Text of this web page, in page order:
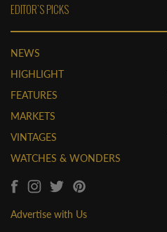
EDITOR'S PICKS
NEWS
HIGHLIGHT
FEATURES
MARKETS
VINTAGES
WATCHES & WONDERS
Advertise with Us